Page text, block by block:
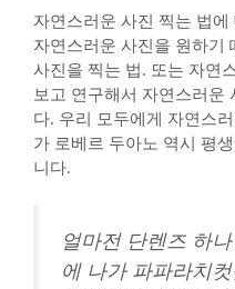
자연스러운 사진 찍는 법
자연스러운 사진을 원하기
사진을 찍는 법. 또는 자연
보고 연구해서 자연스러운
다. 우리 모두에게 자연스
가 로베르 두아노 역시 평
니다.
얼마전 단렌즈 하
에 나가 파파라치